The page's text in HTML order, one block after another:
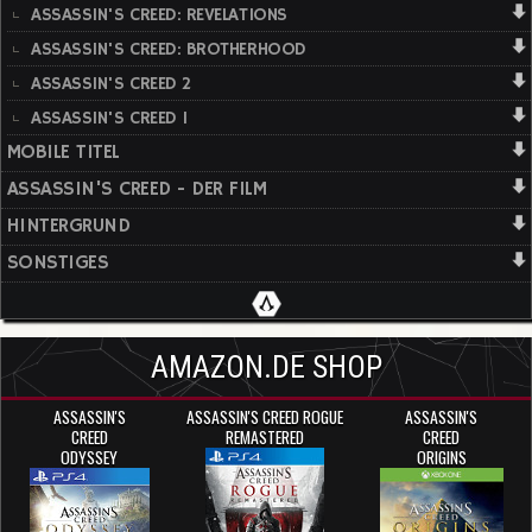
ASSASSIN'S CREED: REVELATIONS
ASSASSIN'S CREED: BROTHERHOOD
ASSASSIN'S CREED 2
ASSASSIN'S CREED 1
MOBILE TITEL
ASSASSIN'S CREED - DER FILM
HINTERGRUND
SONSTIGES
AMAZON.DE SHOP
ASSASSIN'S
CREED
ODYSSEY
ASSASSIN'S CREED ROGUE
REMASTERED
ASSASSIN'S
CREED
ORIGINS